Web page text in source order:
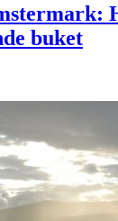
buket